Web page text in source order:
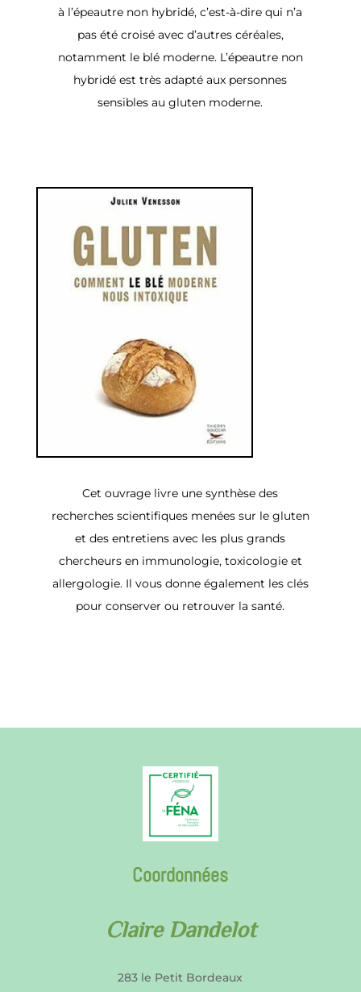
à l’épeautre non hybridé, c’est-à-dire qui n’a
pas été croisé avec d’autres céréales,
notamment le blé moderne. L’épeautre non
hybridé est très adapté aux personnes
sensibles au gluten moderne.
Cet ouvrage livre une synthèse des
recherches scientifiques menées sur le gluten
et des entretiens avec les plus grands
chercheurs en immunologie, toxicologie et
allergologie. Il vous donne également les clés
pour conserver ou retrouver la santé.
Coordonnées
Claire Dandelot
283 le Petit Bordeaux